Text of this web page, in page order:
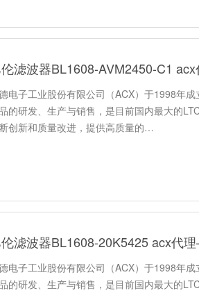
滤波器BL1608-AVM2450-C1
电子工业股份有限公司（ACX）于1998年
的研发、生产与销售，是目前国内最大的
创新和质量改进，提供高质量的…
滤波器BL1608-20K5425 acx代
电子工业股份有限公司（ACX）于1998年
的研发、生产与销售，是目前国内最大的